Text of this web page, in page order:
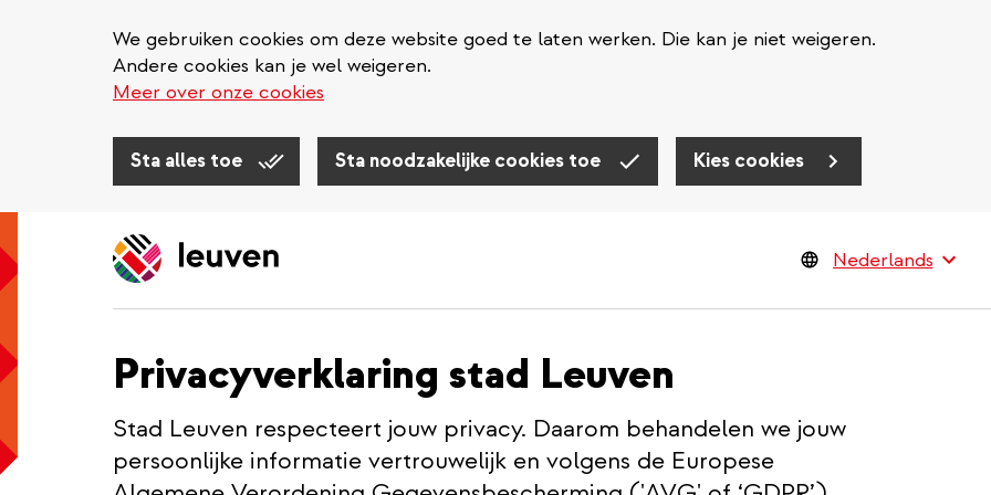
We gebruiken cookies om deze website goed te laten werken. Die kan je niet weigeren.
Andere cookies kan je wel weigeren.
Meer over onze cookies
Sta alles toe Sta noodzakelijke cookies toe Kies cookies
Privacyverklaring stad Leuven
Stad Leuven respecteert jouw privacy. Daarom behandelen we jouw
persoonlijke informatie vertrouwelijk en volgens de Europese